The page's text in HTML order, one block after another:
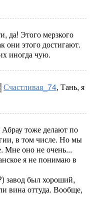
да! Этого мерзкого
они этого достигают.
иногда чую.
Счастливая_74, Тань, я
Абрау тоже делают по
в том числе. Но мы
Мне оно не очень...
я не понимаю в
завод был хороший,
вина оттуда. Вообще,